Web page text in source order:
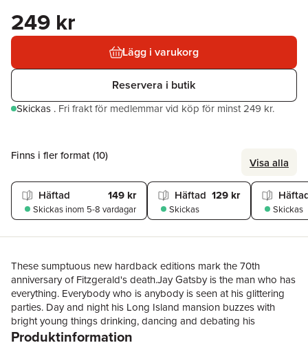
249 kr
Lägg i varukorg
Reservera i butik
Skickas . Fri frakt för medlemmar vid köp för minst 249 kr.
Finns i fler format (10)
Visa alla
Häftad 149 kr
Skickas inom 5-8 vardagar
Häftad 129 kr
Skickas Skickas
These sumptuous new hardback editions mark the 70th
anniversary of Fitzgerald's death.Jay Gatsby is the man who has
everything. Everybody who is anybody is seen at his glittering
parties. Day and night his Long Island mansion buzzes with
bright young things drinking, dancing and debating his
mysterious character. For Gatsby - young, handsome, fabulously
Produktinformation